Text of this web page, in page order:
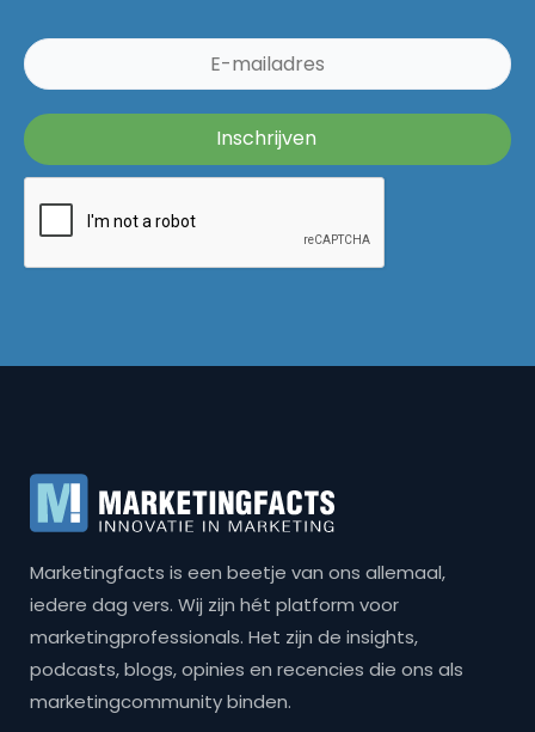
Marketingfacts is een beetje van ons allemaal,
iedere dag vers. Wij zijn hét platform voor
marketingprofessionals. Het zijn de insights,
podcasts, blogs, opinies en recencies die ons als
marketingcommunity binden.